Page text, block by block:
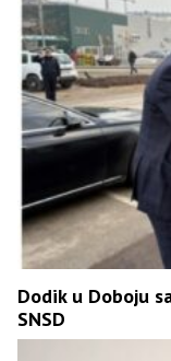
Dodik u Doboju
SNSD